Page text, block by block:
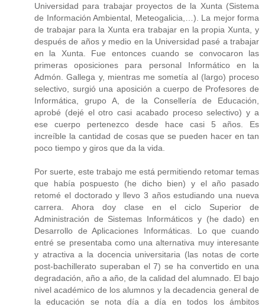
Universidad para trabajar proyectos de la Xunta (Sistema
de Información Ambiental, Meteogalicia,…). La mejor forma
de trabajar para la Xunta era trabajar en la propia Xunta, y
después de años y medio en la Universidad pasé a trabajar
en la Xunta. Fue entonces cuando se convocaron las
primeras oposiciones para personal Informático en la
Admón. Gallega y, mientras me sometía al (largo) proceso
selectivo, surgió una aposición a cuerpo de Profesores de
Informática, grupo A, de la Consellería de Educación,
aprobé (dejé el otro casi acabado proceso selectivo) y a
ese cuerpo pertenezco desde hace casi 5 años. Es
increíble la cantidad de cosas que se pueden hacer en tan
poco tiempo y giros que da la vida.
Por suerte, este trabajo me está permitiendo retomar temas
que había pospuesto (he dicho bien) y el año pasado
retomé el doctorado y llevo 3 años estudiando una nueva
carrera. Ahora doy clase en el ciclo Superior de
Administración de Sistemas Informáticos y (he dado) en
Desarrollo de Aplicaciones Informáticas. Lo que cuando
entré se presentaba como una alternativa muy interesante
y atractiva a la docencia universitaria (las notas de corte
post-bachillerato superaban el 7) se ha convertido en una
degradación, año a año, de la calidad del alumnado. El bajo
nivel académico de los alumnos y la decadencia general de
la educación se nota día a día en todos los ámbitos